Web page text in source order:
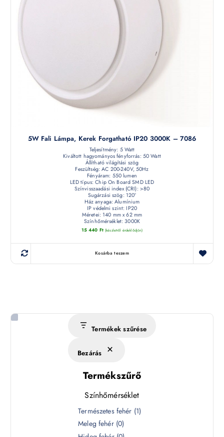
5W Fali Lámpa, Kerek Forgatható IP20 3000K – 7086
Teljesítmény: 5 Watt
Kiváltott hagyományos fényforrás: 50 Watt
Állítható világítási szög
Feszültség: AC 200-240V, 50Hz
Fényáram: 550 lumen
LED típus: Chip On Board SMD LED
Színvisszaadási index (CRI): >80
Sugárzási szög: 120°
Ház anyaga: Alumínium
IP védelmi szint: IP20
Méretei: 140 mm x 62 mm
Színhőmérséklet: 3000K
15 440 Ft (készletről érdeklődjön)
Kosárba teszem
Termékek szűrése
Bezárás
Termékszűrő
Színhőmérséklet
Természetes fehér (1)
Meleg fehér (0)